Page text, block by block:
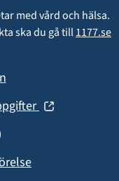
med vård och hälsa.
ska du gå till 1177.se
(öppnas